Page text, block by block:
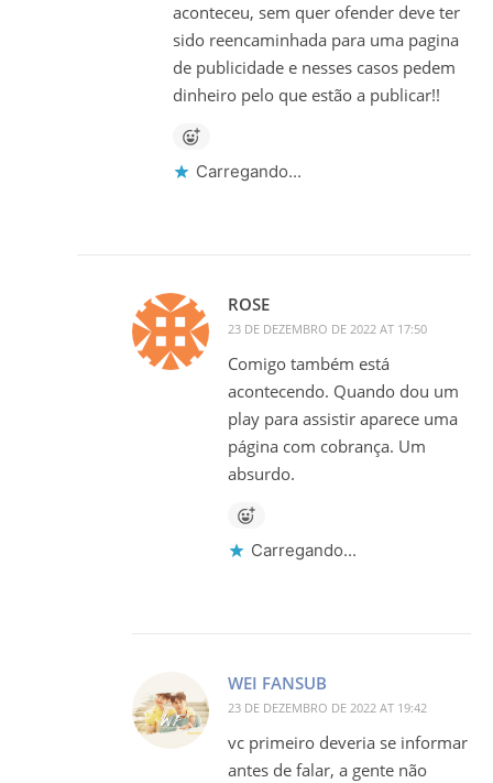
aconteceu, sem quer ofender deve ter
sido reencaminhada para uma pagina
de publicidade e nesses casos pedem
dinheiro pelo que estão a publicar!!
Carregando...
ROSE
23 DE DEZEMBRO DE 2022 AT 17:50
Comigo também está
acontecendo. Quando dou um
play para assistir aparece uma
página com cobrança. Um
absurdo.
Carregando...
WEI FANSUB
23 DE DEZEMBRO DE 2022 AT 19:42
vc primeiro deveria se informar
antes de falar, a gente não